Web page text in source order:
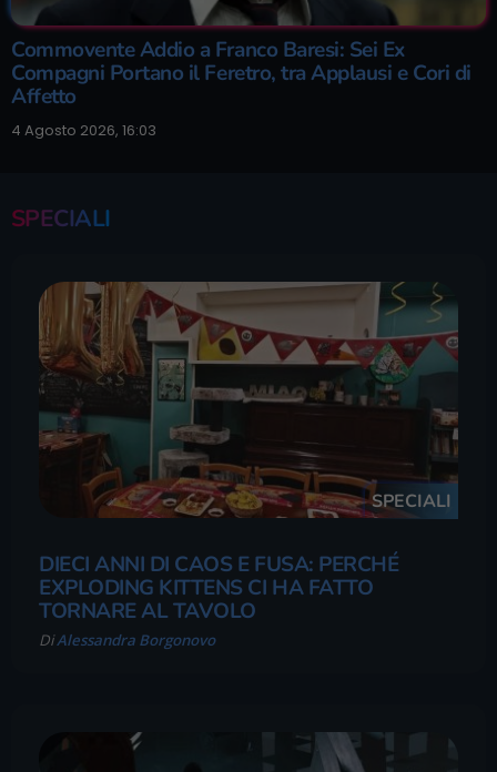
Commovente Addio a Franco Baresi: Sei Ex
Compagni Portano il Feretro, tra Applausi e Cori di
Affetto
4 Agosto 2026, 16:03
SPECIALI
SPECIALI
DIECI ANNI DI CAOS E FUSA: PERCHÉ
EXPLODING KITTENS CI HA FATTO
TORNARE AL TAVOLO
DiAlessandra Borgonovo